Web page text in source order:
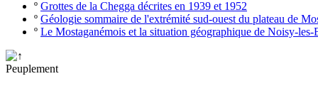
º Grottes de la Chegga décrites en 1939 et 1952
º Géologie sommaire de l'extrémité sud-ouest du plateau de
º Le Mostaganémois et la situation géographique de Noisy-les-
Peuplement